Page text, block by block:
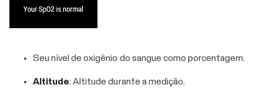
Seu nível de oxigênio do sangue como porcentagem.
Altitude: Altitude durante a medição.